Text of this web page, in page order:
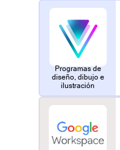
Programas de
diseño, dibujo e
ilustración